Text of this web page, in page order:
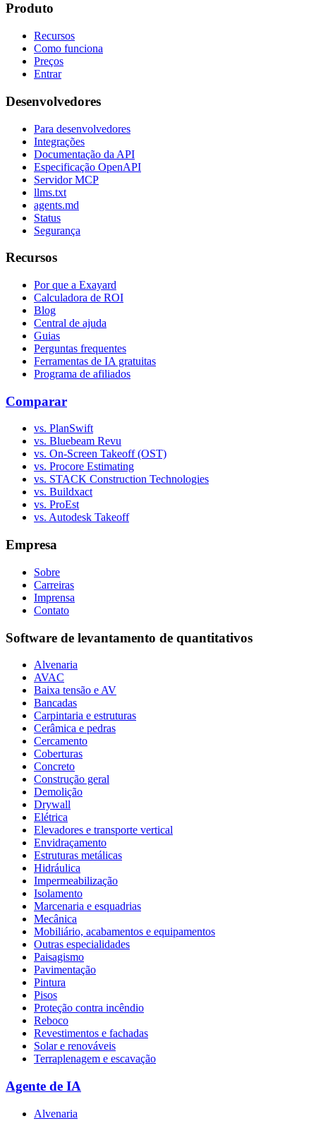
Produto
Recursos
Como funciona
Preços
Entrar
Desenvolvedores
Para desenvolvedores
Integrações
Documentação da API
Especificação OpenAPI
Servidor MCP
llms.txt
agents.md
Status
Segurança
Recursos
Por que a Exayard
Calculadora de ROI
Blog
Central de ajuda
Guias
Perguntas frequentes
Ferramentas de IA gratuitas
Programa de afiliados
Comparar
vs. PlanSwift
vs. Bluebeam Revu
vs. On-Screen Takeoff (OST)
vs. Procore Estimating
vs. STACK Construction Technologies
vs. Buildxact
vs. ProEst
vs. Autodesk Takeoff
Empresa
Sobre
Carreiras
Imprensa
Contato
Software de levantamento de quantitativos
Alvenaria
AVAC
Baixa tensão e AV
Bancadas
Carpintaria e estruturas
Cerâmica e pedras
Cercamento
Coberturas
Concreto
Construção geral
Demolição
Drywall
Elétrica
Elevadores e transporte vertical
Envidraçamento
Estruturas metálicas
Hidráulica
Impermeabilização
Isolamento
Marcenaria e esquadrias
Mecânica
Mobiliário, acabamentos e equipamentos
Outras especialidades
Paisagismo
Pavimentação
Pintura
Pisos
Proteção contra incêndio
Reboco
Revestimentos e fachadas
Solar e renováveis
Terraplenagem e escavação
Agente de IA
Alvenaria